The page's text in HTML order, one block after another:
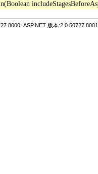
ASP.NET 版本:2.0.50727.8001